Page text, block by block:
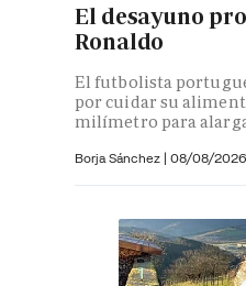
El desayuno
Ronaldo
El futbolista
por cuidar su
milímetro para
Borja Sánchez | 08/08/2026